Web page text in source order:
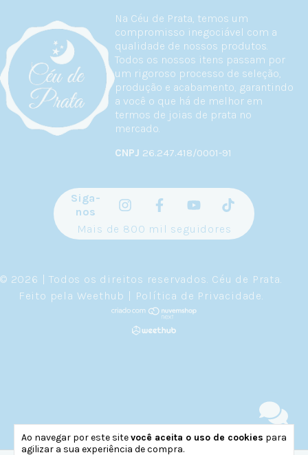
Ao navegar por este sitevocê aceita o uso de cookies para
agilizar a sua experiência de compra.
Na Céu de Prata, temos um
compromisso inegociável com a
qualidade de nossos produtos.
Todos os nossos itens passam por
um rigoroso processo de seleção,
produção e acabamento, garantindo
a você o que há de melhor em
termos de joias de prata no
mercado.
CNPJ 26.247.418/0001-91
Siga-
nos
Mais de 800 mil seguidores
© 2026 | Todos os direitos reservados. Céu de Prata
Feito pela Weethub | Política de Privacidade